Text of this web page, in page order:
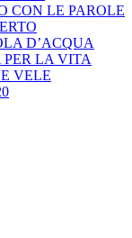
CON LE PAROLE
D’ACQUA
LA VITA
VELE